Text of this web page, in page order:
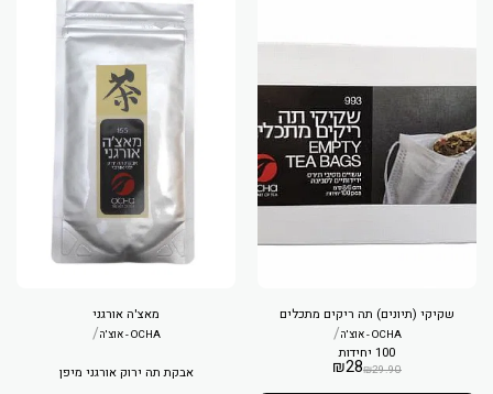
שקיקי (תיונים) תה ריקים מתכלים
OCHA - אוצ'ה /
100 יחידות
₪29.90
₪28
מאצ'ה אורגני
OCHA - אוצ'ה /
אבקת תה ירוק אורגני מיפן